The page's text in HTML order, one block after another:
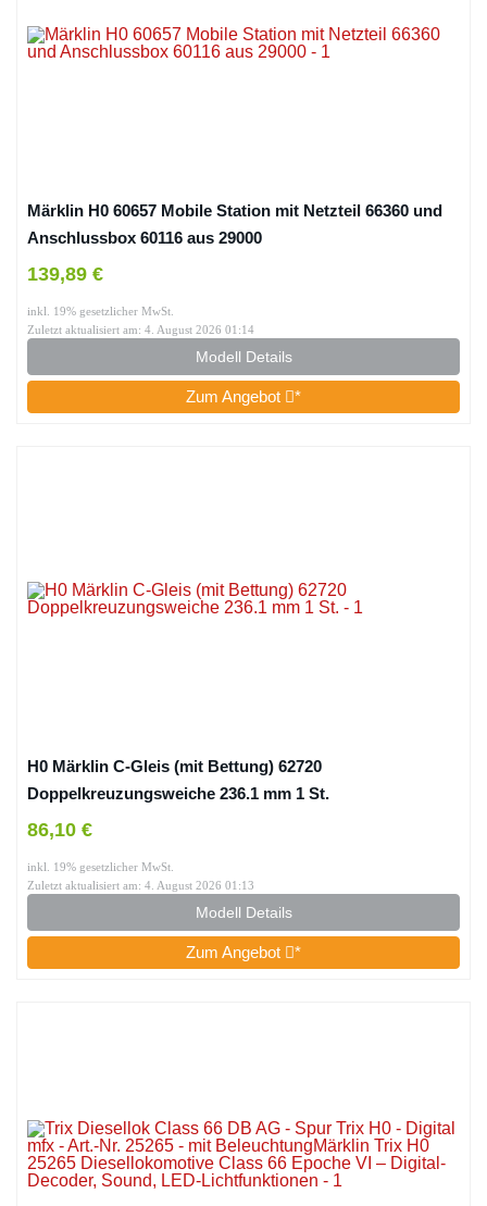
Märklin H0 60657 Mobile Station mit Netzteil 66360 und
Anschlussbox 60116 aus 29000
139,89 €
inkl. 19% gesetzlicher MwSt.
Zuletzt aktualisiert am: 4. August 2026 01:14
Modell Details
Zum Angebot *
H0 Märklin C-Gleis (mit Bettung) 62720
Doppelkreuzungsweiche 236.1 mm 1 St.
86,10 €
inkl. 19% gesetzlicher MwSt.
Zuletzt aktualisiert am: 4. August 2026 01:13
Modell Details
Zum Angebot *